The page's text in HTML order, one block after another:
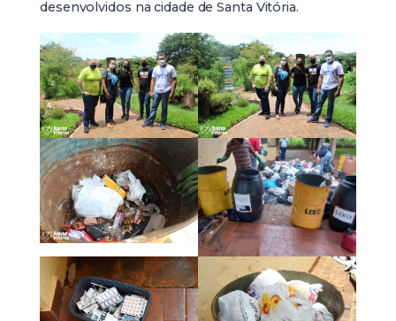
desenvolvidos na cidade de Santa Vitória.